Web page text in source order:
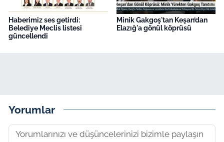
Haberimiz ses getirdi:
Belediye Meclis listesi
güncellendi
Minik Gakgoş'tan Keşan’dan
Elazığ'a gönül köprüsü
Yorumlar